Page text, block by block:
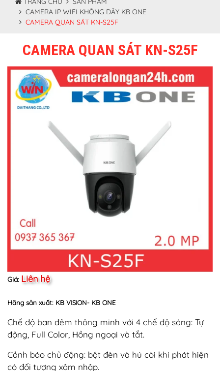
CAMERA IP WIFI KHÔNG DÂY KB ONE
CAMERA QUAN SÁT KN-S25F
CAMERA QUAN SÁT KN-S25F
Giá: Liên hệ
Hãng sản xuất: KB VISION- KB ONE
Chế độ ban đêm thông minh với 4 chế độ sáng: Tự
động, Full Color, Hồng ngoại và tắt.
Cảnh báo chủ động: bật đèn và hú còi khi phát hiện
có đối tượng xâm nhập.